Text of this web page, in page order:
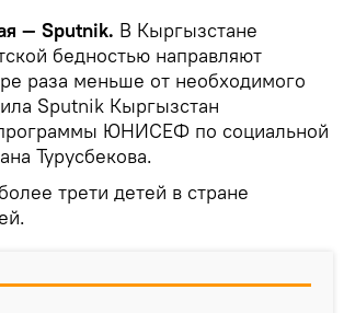
— Sputnik. В Кыргызстане
бедностью направляют
раза меньше от необходимого
Sputnik Кыргызстан
ЮНИСЕФ по социальной
Турусбекова.
трети детей в стране